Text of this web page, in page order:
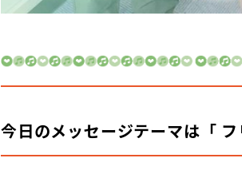
今日のメッセージテーマは「